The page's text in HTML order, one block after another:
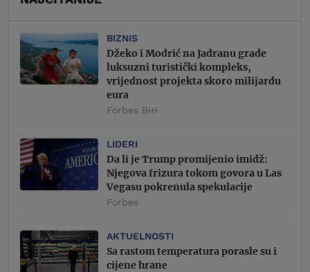
BIZNIS
Džeko i Modrić na Jadranu grade
luksuzni turistički kompleks,
vrijednost projekta skoro milijardu
eura
Forbes BiH
LIDERI
Da li je Trump promijenio imidž:
Njegova frizura tokom govora u Las
Vegasu pokrenula spekulacije
Forbes
AKTUELNOSTI
Sa rastom temperatura porasle su i
cijene hrane